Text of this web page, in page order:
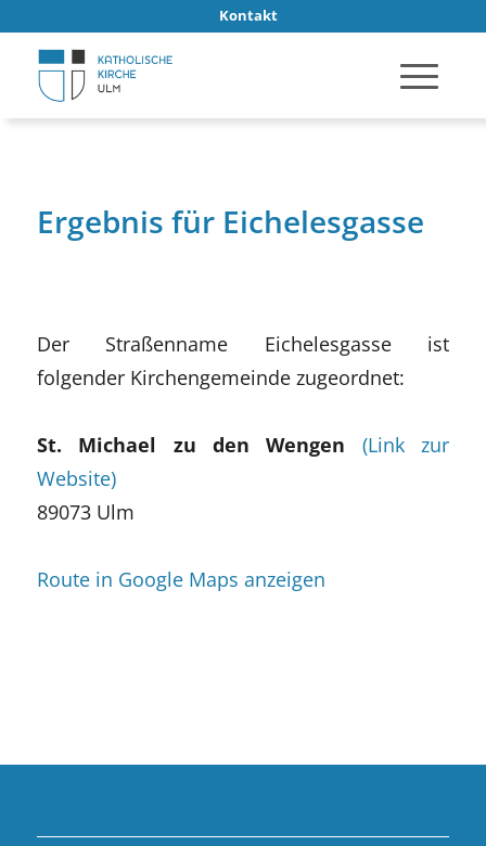
Kontakt
Ergebnis für Eichelesgasse
Der Straßenname Eichelesgasse ist
folgender Kirchengemeinde zugeordnet:
St. Michael zu den Wengen (Link zur
Website)
89073 Ulm
Route in Google Maps anzeigen